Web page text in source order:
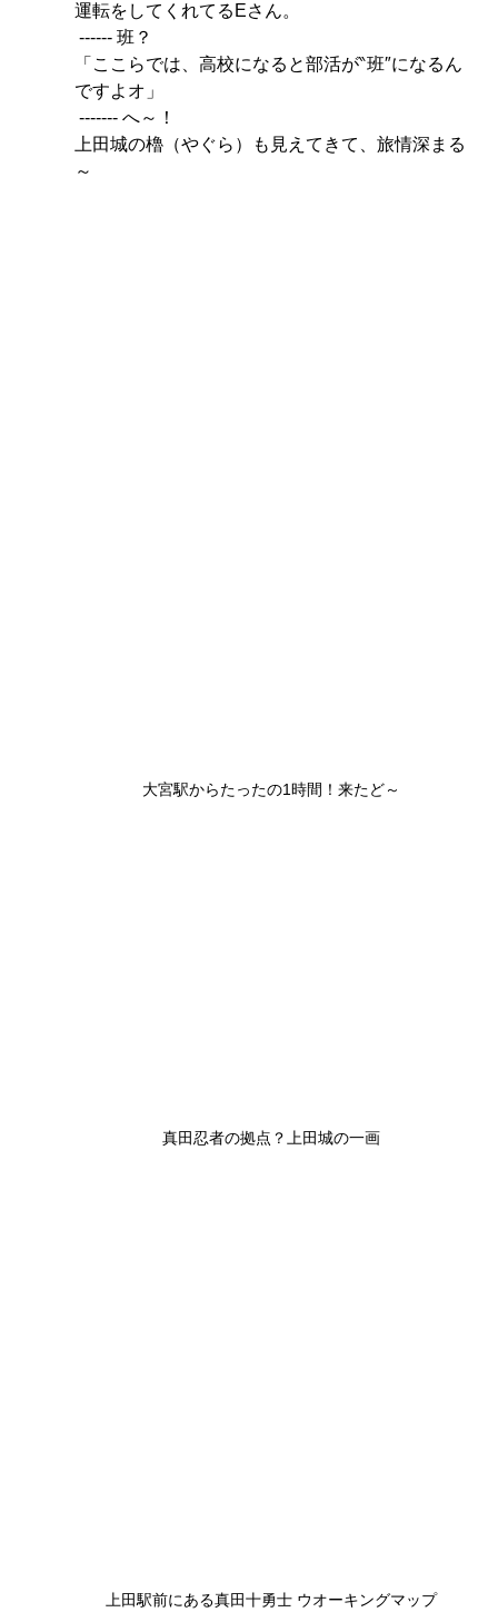
運転をしてくれてるEさん。
------ 班？
「ここらでは、高校になると部活が‶班″になるん
ですよオ」
------- へ～！
上田城の櫓（やぐら）も見えてきて、旅情深まる
～
大宮駅からたったの1時間！来たど～
真田忍者の拠点？上田城の一画
上田駅前にある真田十勇士 ウオーキングマップ